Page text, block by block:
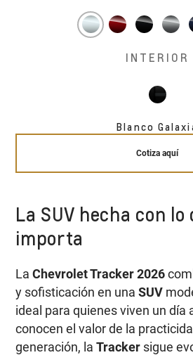
INTERIOR
Blanco
Cotiza aquí
La SUV hecha con
importa
LaChevrolet Tracker 2026
y sofisticación en unaSUV
ideal para quienes viven un día
conocen el valor de la
generación, laTracker sigue